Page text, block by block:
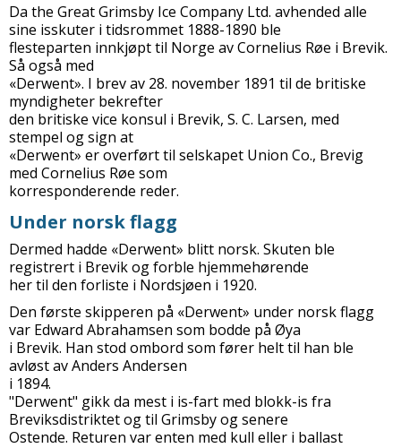
Da the Great Grimsby Ice Company Ltd. avhended alle
sine isskuter i tidsrommet 1888-1890 ble
flesteparten innkjøpt til Norge av Cornelius Røe i Brevik.
Så også med
«Derwent». I brev av 28. november 1891 til de britiske
myndigheter bekrefter
den britiske vice konsul i Brevik, S. C. Larsen, med
stempel og sign at
«Derwent» er overført til selskapet Union Co., Brevig
med Cornelius Røe som
korresponderende reder.
Under norsk flagg
Dermed hadde «Derwent» blitt norsk. Skuten ble
registrert i Brevik og forble hjemmehørende
her til den forliste i Nordsjøen i 1920.
Den første skipperen på «Derwent» under norsk flagg
var Edward Abrahamsen som bodde på Øya
i Brevik. Han stod ombord som fører helt til han ble
avløst av Anders Andersen
i 1894.
"Derwent" gikk da mest i is-fart med blokk-is fra
Breviksdistriktet og til Grimsby og senere
Ostende. Returen var enten med kull eller i ballast